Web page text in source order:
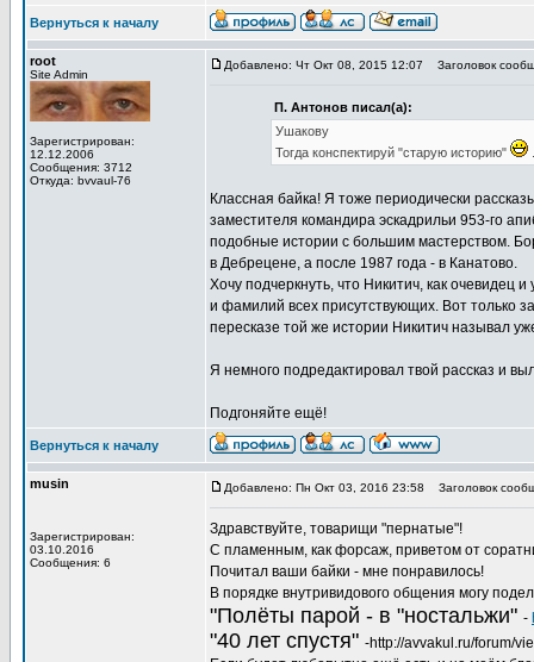
Вернуться к началу
root
Site Admin
Зарегистрирован:
12.12.2006
Сообщения: 3712
Откуда: bvvaul-76
Добавлено: Чт Окт 08, 2015 12:07 Заголовок
П. Антонов писал(а):
Ушакову
Тогда конспектируй "старую историю"
Классная байка! Я тоже периодически
заместителя командира эскадрильи 953-го
подобные истории с большим мастерством.
в Дебрецене, а после 1987 года - в Канатово.
Хочу подчеркнуть, что Никитич, как очевидец
и фамилий всех присутствующих. Вот только
пересказе той же истории Никитич называл
Я немного подредактировал твой рассказ и
Подгоняйте ещё!
Вернуться к началу
musin
Зарегистрирован:
03.10.2016
Сообщения: 6
Добавлено: Пн Окт 03, 2016 23:58 Заголовок
Здравствуйте, товарищи "пернатые"!
С пламенным, как форсаж, приветом от
Почитал ваши байки - мне понравилось!
В порядке внутривидового общения могу
"Полёты парой - в "ностальжи" -
"40 лет спустя" -http://avvakul.ru/forum/